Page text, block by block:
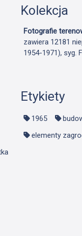
Kolekcja
Fotografie
zawiera 12181
1954-1971), syg.
Etykiety
1965
elementy